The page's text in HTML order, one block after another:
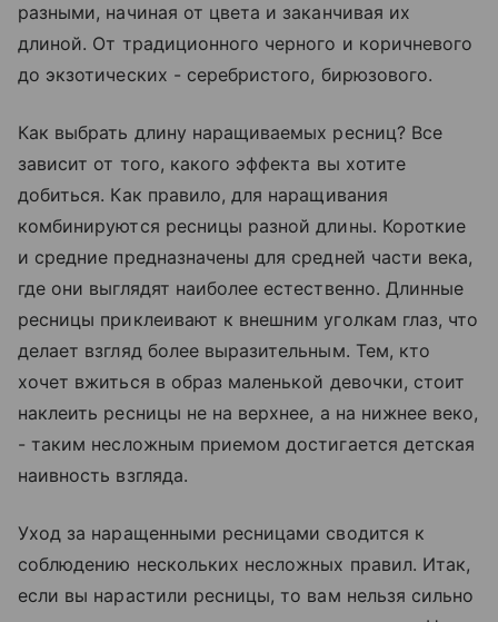
разными, начиная от цвета и заканчивая их
длиной. От традиционного черного и коричневого
до экзотических - серебристого, бирюзового.
Как выбрать длину наращиваемых ресниц? Все
зависит от того, какого эффекта вы хотите
добиться. Как правило, для наращивания
комбинируются ресницы разной длины. Короткие
и средние предназначены для средней части века,
где они выглядят наиболее естественно. Длинные
ресницы приклеивают к внешним уголкам глаз, что
делает взгляд более выразительным. Тем, кто
хочет вжиться в образ маленькой девочки, стоит
наклеить ресницы не на верхнее, а на нижнее веко,
- таким несложным приемом достигается детская
наивность взгляда.
Уход за наращенными ресницами сводится к
соблюдению нескольких несложных правил. Итак,
если вы нарастили ресницы, то вам нельзя сильно